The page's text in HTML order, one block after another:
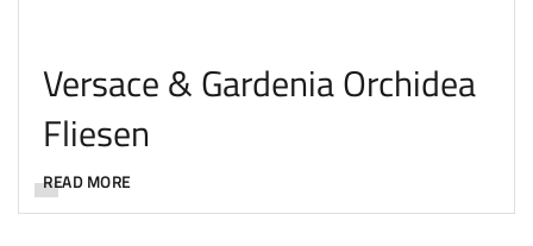
Versace & Gardenia Orchidea
Fliesen
READ MORE